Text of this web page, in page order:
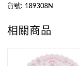
貨號: 189308N
相關商品